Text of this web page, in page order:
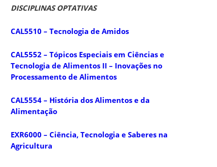
DISCIPLINAS OPTATIVAS
CAL5510 – Tecnologia de Amidos
CAL5552 – Tópicos Especiais em Ciências e
Tecnologia de Alimentos II – Inovações no
Processamento de Alimentos
CAL5554 – História dos Alimentos e da
Alimentação
EXR6000 – Ciência, Tecnologia e Saberes na
Agricultura